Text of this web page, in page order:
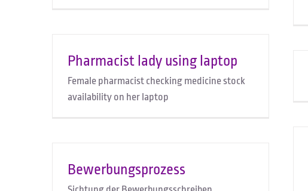
Pharmacist lady using laptop
Female pharmacist checking medicine stock
availability on her laptop
Bewerbungsprozess